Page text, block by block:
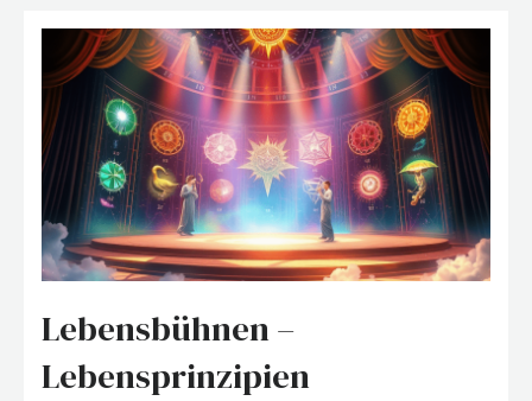
Lebensbühnen –
Lebensprinzipien